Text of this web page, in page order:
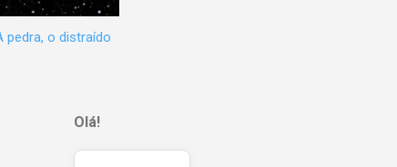
pedra, o distraído
Olá!